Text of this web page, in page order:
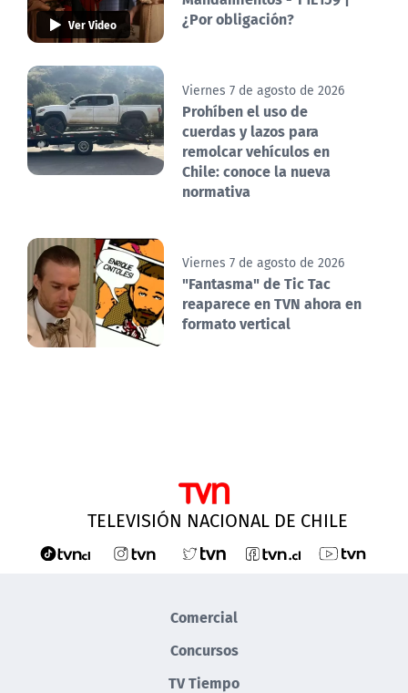
Ver Video
¿Por obligación?
Viernes 7 de agosto de 2026
Prohíben el uso de
cuerdas y lazos para
remolcar vehículos en
Chile: conoce la nueva
normativa
Viernes 7 de agosto de 2026
"Fantasma" de Tic Tac
reaparece en TVN ahora en
formato vertical
TELEVISIÓN NACIONAL DE CHILE
Comercial
Concursos
TV Tiempo